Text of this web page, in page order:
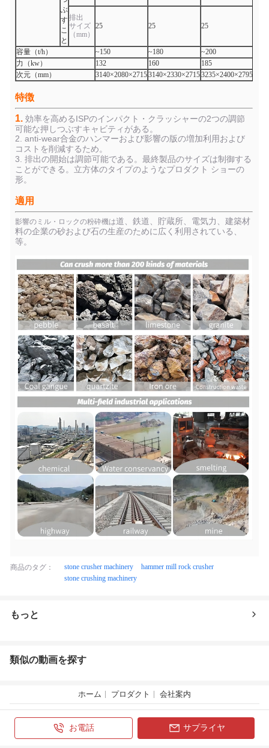
ぶ
す
こ
と
排出
サイズ
（mm）
25 25 25
容量（t/h） ~150 ~180 ~200
力（kw）
132 160 185
次元（mm）
3140×2080×27153140×2330×27153235×2400×2795
特徴
1. 効率を高めるISPのインパクト・クラッシャーの2つの調節
可能な押しつぶすキャビティがある。
2. anti-wear合金のハンマーおよび影響の版の増加利用および
コストを削減するため。
3. 排出の開始は調節可能である。最終製品のサイズは制御する
ことができる。立方体のタイプのようなプロダクト ショーの
形。
適用
影響のミル・ロックの粉砕機は道、鉄道、貯蔵所、電気力、建築材
料の企業の砂および石の生産のために広く利用されている、
等。
商品のタグ： stone crusher machinery
hammer mill rock crusher
stone crushing machinery
もっと
類似の動画を探す
お電話 サプライヤ
ホーム プロダクト 会社案内
京公网安备11010502046171号